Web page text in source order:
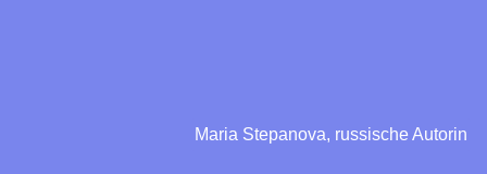
Maria Stepanova, russische Autorin